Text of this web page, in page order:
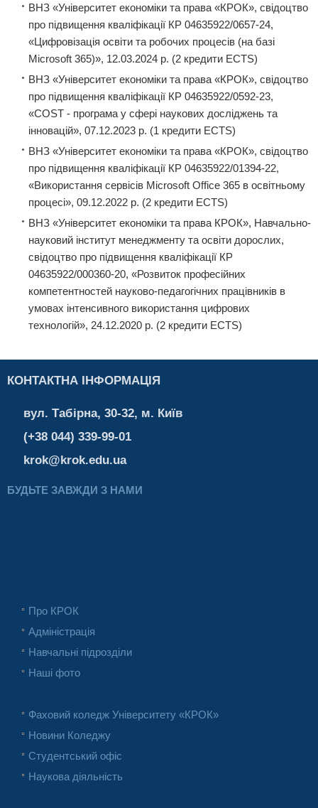
ВНЗ «Університет економіки та права «КРОК», свідоцтво
про підвищення кваліфікації КР 04635922/0657-24,
«Цифровізація освіти та робочих процесів (на базі
Microsoft 365)», 12.03.2024 р. (2 кредити ECTS)
ВНЗ «Університет економіки та права «КРОК», свідоцтво
про підвищення кваліфікації КР 04635922/0592-23,
«COST - програма у сфері наукових досліджень та
інновацій», 07.12.2023 р. (1 кредити ЕCТS)
ВНЗ «Університет економіки та права «КРОК», свідоцтво
про підвищення кваліфікації КР 04635922/01394-22,
«Використання сервісів Microsoft Office 365 в освітньому
процесі», 09.12.2022 р. (2 кредити ЕCТS)
ВНЗ «Університет економіки та права КРОК», Навчально-
науковий інститут менеджменту та освіти дорослих,
свідоцтво про підвищення кваліфікації КР
04635922/000360-20, «Розвиток професійних
компетентностей науково-педагогічних працівників в
умовах інтенсивного використання цифрових
технологій», 24.12.2020 р. (2 кредити ECTS)
КОНТАКТНА ІНФОРМАЦІЯ
вул. Табірна, 30-32, м. Київ
(+38 044) 339-99-01
krok@krok.edu.ua
БУДЬТЕ ЗАВЖДИ З НАМИ
Про КРОК
Адміністрація
Навчальні підрозділи
Наші фото
Фаховий коледж Університету «КРОК»
Новини Коледжу
Студентський офіс
Наукова діяльність